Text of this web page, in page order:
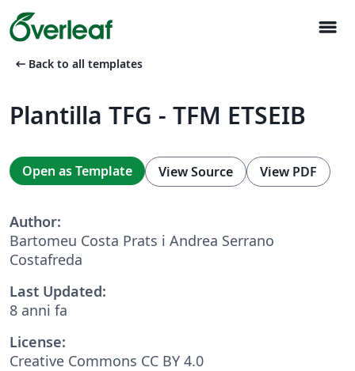
menu
arrow_left_alt Back to all templates
Plantilla TFG - TFM ETSEIB
Open as Template View Source View PDF
Author:
Bartomeu Costa Prats i Andrea Serrano
Costafreda
Last Updated:
8 anni fa
License:
Creative Commons CC BY 4.0